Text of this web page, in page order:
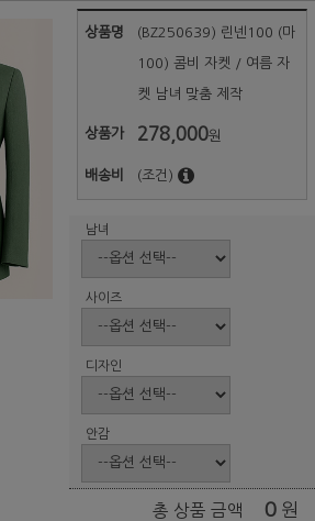
상품명 (BZ250639) 린넨100 (마
100) 콤비 자켓 / 여름 자
켓 남녀 맞춤 제작
상품가 278,000원
배송비 (조건)
남녀
사이즈
디자인
안감
총 상품 금액 0 원